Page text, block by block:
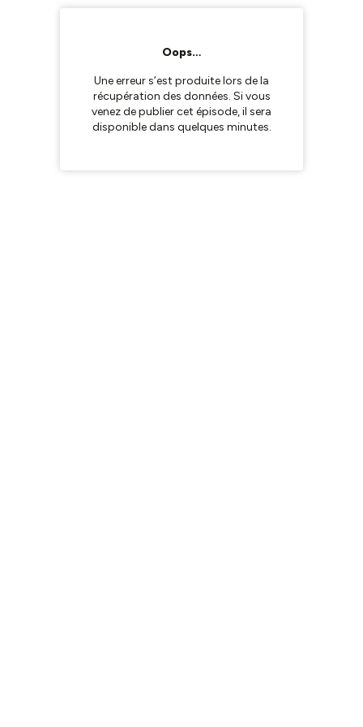
Oops…
Une erreur s’est produite lors de la
récupération des données. Si vous
venez de publier cet épisode, il sera
disponible dans quelques minutes.